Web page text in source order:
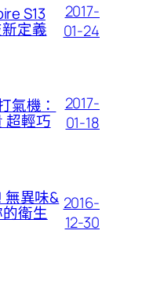
S13
定義
2017-
01-24
氣機：
超輕巧
2017-
01-18
無異味&
衛生
2016-
12-30